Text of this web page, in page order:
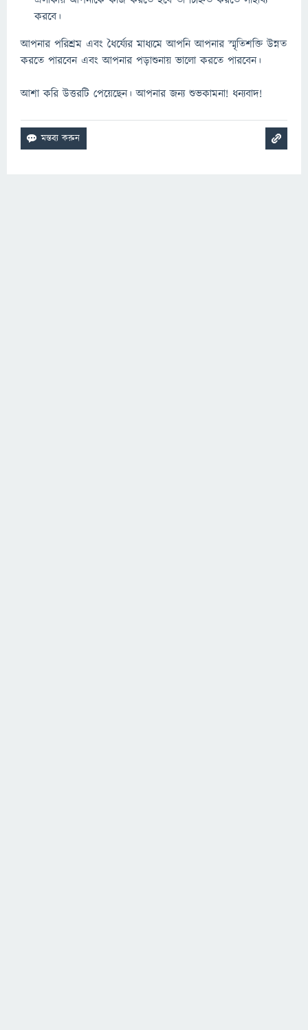
করবে।
আপনার পরিশ্রম এবং ধৈর্য্যের মাধ্যমে আপনি আপনার স্মৃতিশক্তি উন্নত
করতে পারবেন এবং আপনার পড়াশুনায় ভালো করতে পারবেন।
আশা করি উত্তরটি পেয়েছেন। আপনার জন্য শুভকামনা! ধন্যবাদ!